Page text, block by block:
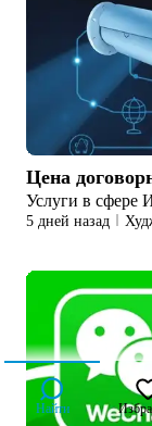
Цена
Услуги в сфере
5 дней назад
Найти